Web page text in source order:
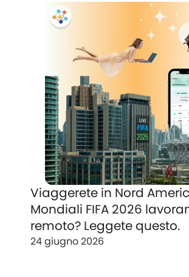
Viaggerete in Nord
Mondiali FIFA 2026
remoto? Leggete questo.
24 giugno 2026